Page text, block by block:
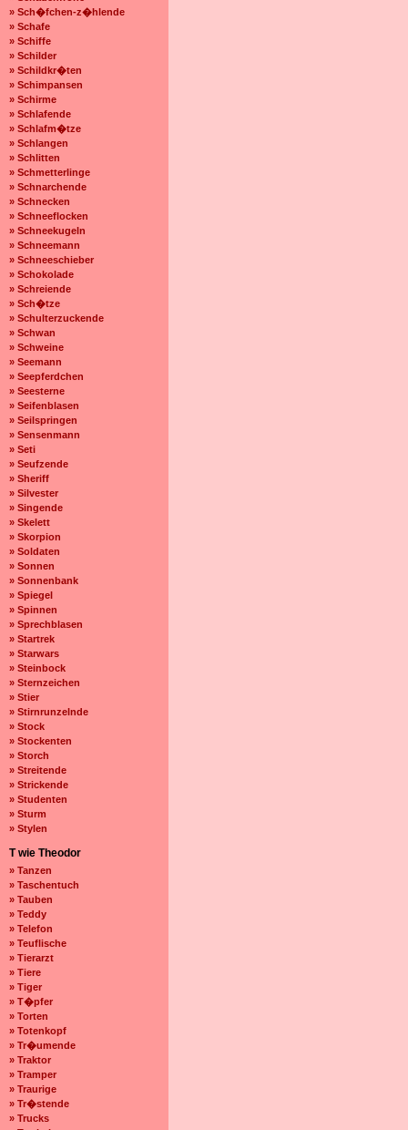
» Sch�fchen-z�hlende
» Schafe
» Schiffe
» Schilder
» Schildkr�ten
» Schimpansen
» Schirme
» Schlafende
» Schlafm�tze
» Schlangen
» Schlitten
» Schmetterlinge
» Schnarchende
» Schnecken
» Schneeflocken
» Schneekugeln
» Schneemann
» Schneeschieber
» Schokolade
» Schreiende
» Sch�tze
» Schulterzuckende
» Schwan
» Schweine
» Seemann
» Seepferdchen
» Seesterne
» Seifenblasen
» Seilspringen
» Sensenmann
» Seti
» Seufzende
» Sheriff
» Silvester
» Singende
» Skelett
» Skorpion
» Soldaten
» Sonnen
» Sonnenbank
» Spiegel
» Spinnen
» Sprechblasen
» Startrek
» Starwars
» Steinbock
» Sternzeichen
» Stier
» Stirnrunzelnde
» Stock
» Stockenten
» Storch
» Streitende
» Strickende
» Studenten
» Sturm
» Stylen
T wie Theodor
» Tanzen
» Taschentuch
» Tauben
» Teddy
» Telefon
» Teuflische
» Tierarzt
» Tiere
» Tiger
» T�pfer
» Torten
» Totenkopf
» Tr�umende
» Traktor
» Tramper
» Traurige
» Tr�stende
» Trucks